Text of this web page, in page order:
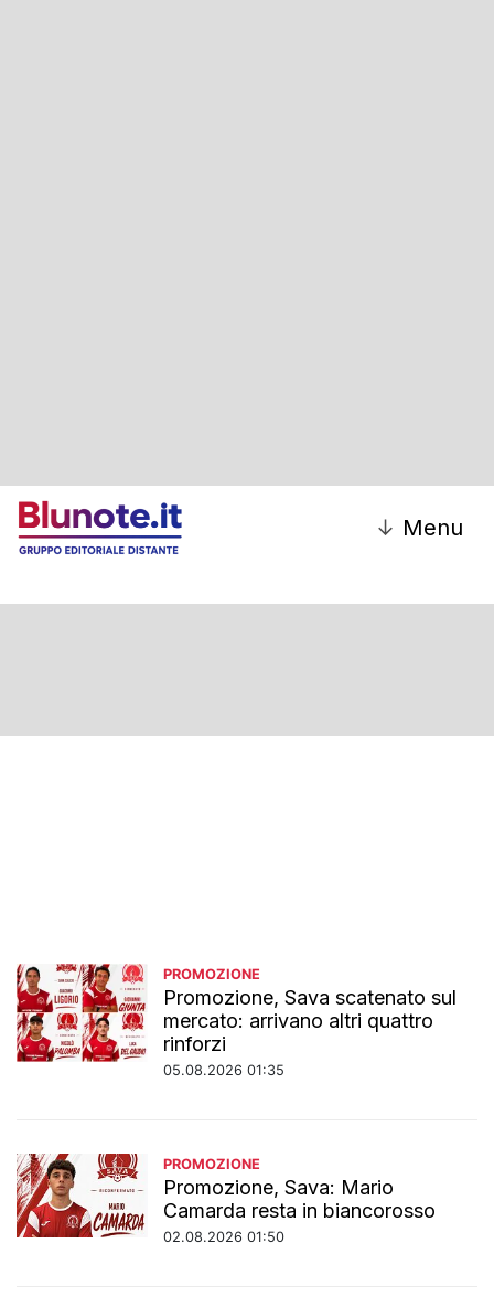
↓ Menu
PROMOZIONE
Promozione, Sava scatenato sul
mercato: arrivano altri quattro
rinforzi
05.08.2026 01:35
PROMOZIONE
Promozione, Sava: Mario
Camarda resta in biancorosso
02.08.2026 01:50